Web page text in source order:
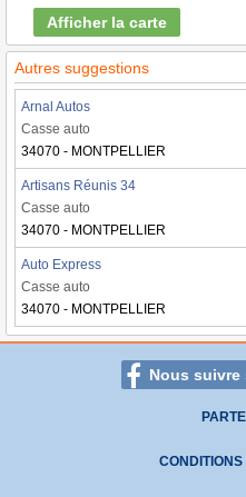
Afficher la carte
Autres suggestions
Arnal Autos
Casse auto
34070 - MONTPELLIER
Artisans Réunis 34
Casse auto
34070 - MONTPELLIER
Auto Express
Casse auto
34070 - MONTPELLIER
Nous suivre
CONDITIONS